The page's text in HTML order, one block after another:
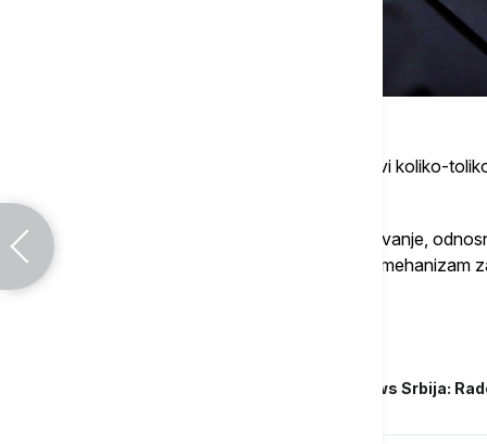
On je naveo da su u haškom pritvoru uslovi koliko-
Petronijević je napomenuo da je za izdržavanje,
haških osuđenika nadležan Međunarodni mehanizam
Advokat Goran Petronijević za Euronews Srbija: